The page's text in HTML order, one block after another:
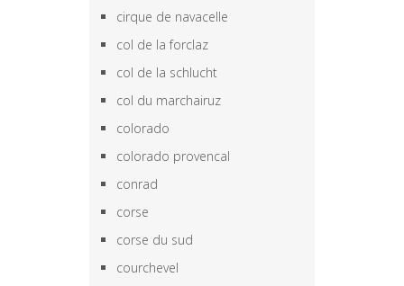
cirque de navacelle
col de la forclaz
col de la schlucht
col du marchairuz
colorado
colorado provencal
conrad
corse
corse du sud
courchevel